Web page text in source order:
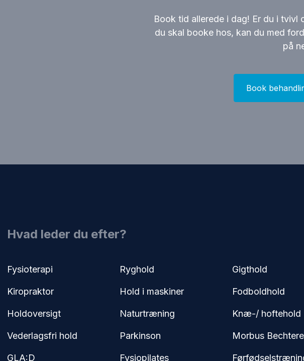
Book tid allerede i dag! Er du i
du skal booke hos, kan du med
på
Book
​Hvad leder du efter?
Fysioterapi​
Kiropraktor​
Holdoversigt
Vederlagsfri hold
GLA:D
Ryghold​
Hold i maskiner
Naturtræning
Parkinson​
Fysiopilates
Gigthold
Fodboldhold
Knæ-/ hoftehold
Morbus